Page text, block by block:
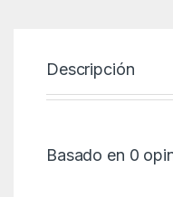
Descripción
Basado en 0